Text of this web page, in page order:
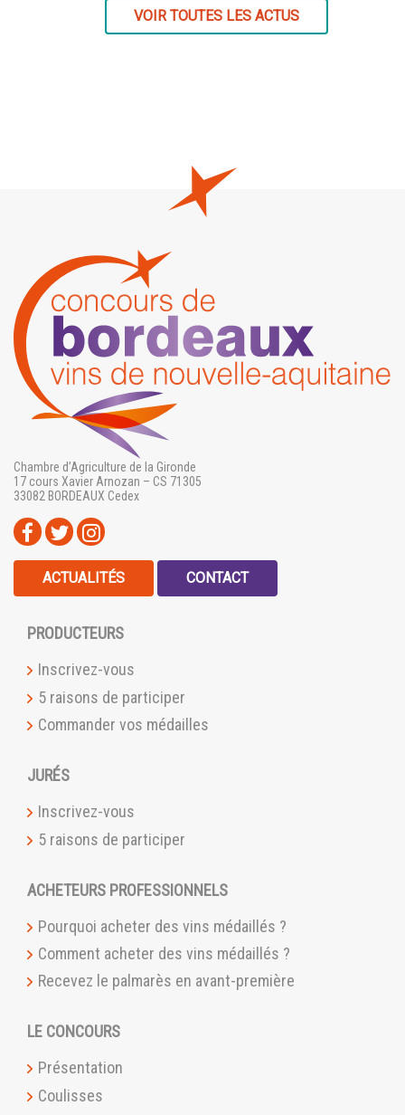
VOIR TOUTES LES ACTUS
Chambre d’Agriculture de la Gironde
17 cours Xavier Arnozan – CS 71305
33082 BORDEAUX Cedex
ACTUALITÉS CONTACT
PRODUCTEURS
Inscrivez-vous
5 raisons de participer
Commander vos médailles
JURÉS
Inscrivez-vous
5 raisons de participer
ACHETEURS PROFESSIONNELS
Pourquoi acheter des vins médaillés ?
Comment acheter des vins médaillés ?
Recevez le palmarès en avant-première
LE CONCOURS
Présentation
Coulisses